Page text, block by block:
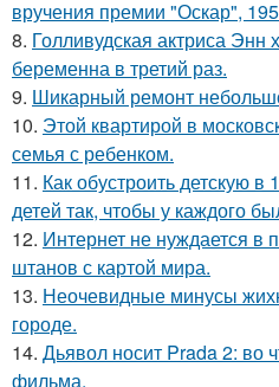
вручения премии "Оскар",
8. Голливудская актриса Энн
беременна в третий раз.
9. Шикарный ремонт
10. Этой квартирой в
семья с ребенком.
11. Как обустроить детскую в
детей так, чтобы у каждого
12. Интернет не нуждается в
штанов с картой мира.
13. Неочевидные минусы
городе.
14. Дьявол носит Prada 2: во
фильма.